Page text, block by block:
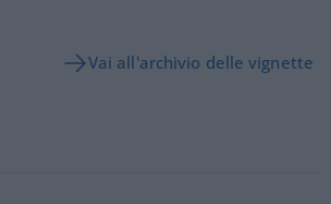
Vai all'archivio delle vignette